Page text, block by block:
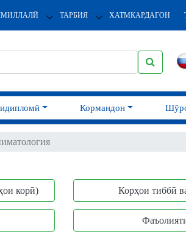
ТАРБИЯ ХАТМКАРДАГОН
Кормандон
корӣ) Корҳои тиббӣ